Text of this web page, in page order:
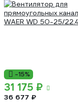
-15%
31 175 ₽
36 677 ₽